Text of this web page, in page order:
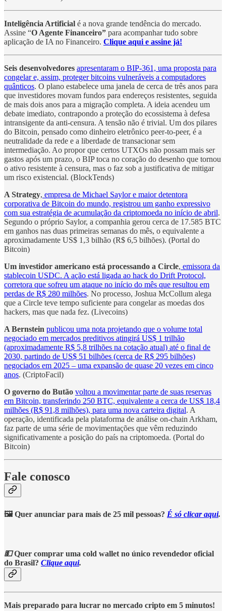
Inteligência Artificial é a nova grande tendência do mercado.
Assine “O Agente Financeiro” para acompanhar tudo sobre
aplicação de IA no Financeiro. Clique aqui e assine já!
Seis desenvolvedores apresentaram o BIP-361, uma proposta para
congelar e, assim, proteger bitcoins vulneráveis a computadores
quânticos. O plano estabelece uma janela de cerca de três anos para
que investidores movam fundos para endereços resistentes, seguida
de mais dois anos para a migração completa. A ideia acendeu um
debate imediato, contrapondo a proteção do ecossistema à defesa
intransigente da anti-censura. A tensão não é trivial. Um dos pilares
do Bitcoin, pensado como dinheiro eletrônico peer-to-peer, é a
neutralidade da rede e a liberdade de transacionar sem
intermediação. Ao propor que certos UTXOs não possam mais ser
gastos após um prazo, o BIP toca no coração do desenho que tornou
o ativo resistente à censura, mas o faz sob a justificativa de mitigar
um risco existencial. (BlockTends)
A Strategy, empresa de Michael Saylor e maior detentora
corporativa de Bitcoin do mundo, registrou um ganho expressivo
com sua estratégia de acumulação da criptomoeda no início de abril.
Segundo o próprio Saylor, a companhia gerou cerca de 17.585 BTC
em ganhos nas duas primeiras semanas do mês, o equivalente a
aproximadamente US$ 1,3 bilhão (R$ 6,5 bilhões). (Portal do
Bitcoin)
Um investidor americano está processando a Circle, emissora da
stablecoin USDC. A ação está ligada ao hack do Drift Protocol,
corretora que sofreu um ataque no início do mês que resultou em
perdas de R$ 280 milhões. No processo, Joshua McCollum alega
que a Circle teve tempo suficiente para congelar as moedas dos
hackers, mas que nada fez. (Livecoins)
A Bernstein publicou uma nota projetando que o volume total
negociado em mercados preditivos atingirá US$ 1 trilhão
(aproximadamente R$ 5,8 trilhões na cotação atual) até o final de
2030, partindo de US$ 51 bilhões (cerca de R$ 295 bilhões)
negociados em 2025 – uma expansão de quase 20 vezes em cinco
anos. (CriptoFacil)
O governo do Butão voltou a movimentar parte de suas reservas
em Bitcoin, transferindo 250 BTC, equivalente a cerca de US$ 18,4
milhões (R$ 91,8 milhões), para uma nova carteira digital. A
operação, identificada pela plataforma de análise on-chain Arkham,
faz parte de uma série de movimentações que vêm reduzindo
significativamente a posição do país na criptomoeda. (Portal do
Bitcoin)
Fale conosco
🖼️ Quer anunciar para mais de 25 mil pessoas? É só clicar aqui.
💵Quer comprar uma cold wallet no único revendedor oficial
do Brasil? Clique aqui.
Mais preparado para lucrar no mercado cripto em 5 minutos!